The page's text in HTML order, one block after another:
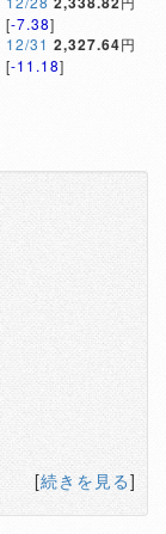
[-7.38]
12/31 2,327.64円
[-11.18]
[続きを見る]